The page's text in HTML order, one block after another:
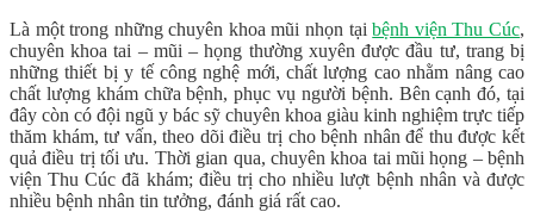
Là một trong những chuyên khoa mũi nhọn tạibệnh viện Thu Cúc,
chuyên khoa tai – mũi – họng thường xuyên được đầu tư, trang bị
những thiết bị y tế công nghệ mới, chất lượng cao nhằm nâng cao
chất lượng khám chữa bệnh, phục vụ người bệnh. Bên cạnh đó, tại
đây còn có đội ngũ y bác sỹ chuyên khoa giàu kinh nghiệm trực tiếp
thăm khám, tư vấn, theo dõi điều trị cho bệnh nhân để thu được kết
quả điều trị tối ưu. Thời gian qua, chuyên khoa tai mũi họng – bệnh
viện Thu Cúc đã khám; điều trị cho nhiều lượt bệnh nhân và được
nhiều bệnh nhân tin tưởng, đánh giá rất cao.